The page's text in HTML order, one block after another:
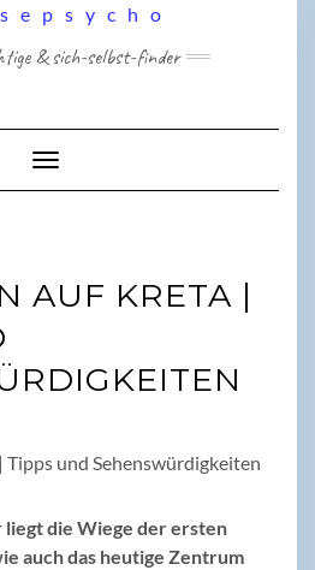
& sich-selbst-finder
Toggle Navigation
AUF KRETA |
die Wiege der ersten
auch das heutige Zentrum